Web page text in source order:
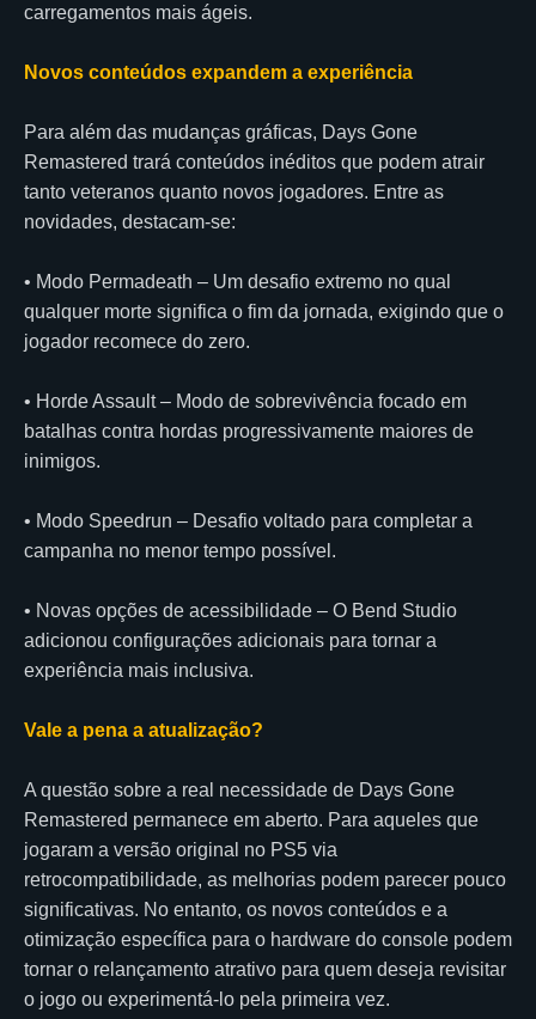
carregamentos mais ágeis.
Novos conteúdos expandem a experiência
Para além das mudanças gráficas, Days Gone
Remastered trará conteúdos inéditos que podem atrair
tanto veteranos quanto novos jogadores. Entre as
novidades, destacam-se:
• Modo Permadeath – Um desafio extremo no qual
qualquer morte significa o fim da jornada, exigindo que o
jogador recomece do zero.
• Horde Assault – Modo de sobrevivência focado em
batalhas contra hordas progressivamente maiores de
inimigos.
• Modo Speedrun – Desafio voltado para completar a
campanha no menor tempo possível.
• Novas opções de acessibilidade – O Bend Studio
adicionou configurações adicionais para tornar a
experiência mais inclusiva.
Vale a pena a atualização?
A questão sobre a real necessidade de Days Gone
Remastered permanece em aberto. Para aqueles que
jogaram a versão original no PS5 via
retrocompatibilidade, as melhorias podem parecer pouco
significativas. No entanto, os novos conteúdos e a
otimização específica para o hardware do console podem
tornar o relançamento atrativo para quem deseja revisitar
o jogo ou experimentá-lo pela primeira vez.